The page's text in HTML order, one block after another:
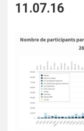
11.07.16